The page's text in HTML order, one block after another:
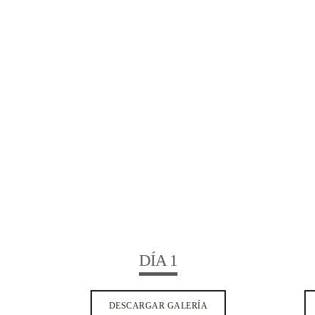
DÍA 1
DESCARGAR GALERÍA